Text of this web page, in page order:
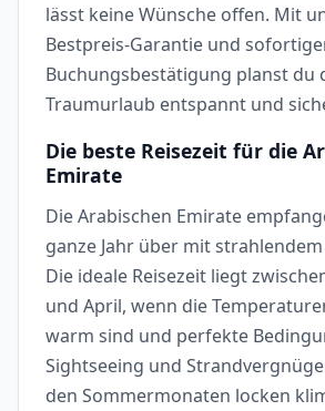
lässt keine Wünsche offen. Mit
Bestpreis-Garantie und
Buchungsbestätigung planst du
Traumurlaub entspannt und
Die beste Reisezeit für die
Emirate
Die Arabischen Emirate
ganze Jahr über mit
Die ideale Reisezeit liegt
und April, wenn die
warm sind und perfekte
Sightseeing und
den Sommermonaten locken